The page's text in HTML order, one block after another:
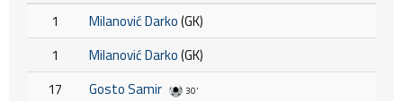
1 Milanović Darko(GK)
1
Milanović Darko(GK)
17
Gosto Samir 30'